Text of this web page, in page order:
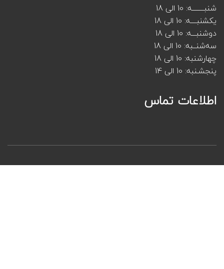
شنبــــــــه: 10 الی 18
یکشنبــــه: 10 الی 18
دوشنبـــه: 10 الی 18
سه‌شنــبه: 10 الی 18
چهارشنبه: 10 الی 18
پنجشـنبه: 10 الی 14
اطلاعات تماس